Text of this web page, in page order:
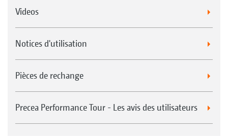
Videos
Notices d'utilisation
Pièces de rechange
Precea Performance Tour - Les avis des utilisateurs